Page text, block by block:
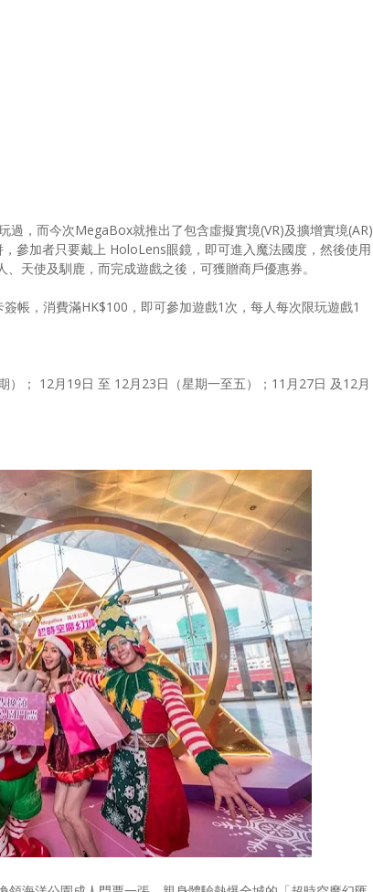
過，而今次MegaBox就推出了包含虛擬實境(VR)及擴增實境(AR)
參加者只要戴上 HoloLens眼鏡，即可進入魔法國度，然後使用
天使及馴鹿，而完成遊戲之後，可獲贈商戶優惠券。
帳，消費滿HK$100，即可參加遊戲1次，每人每次限玩遊戲1
）； 12月19日 至 12月23日（星期一至五）；11月27日 及12月